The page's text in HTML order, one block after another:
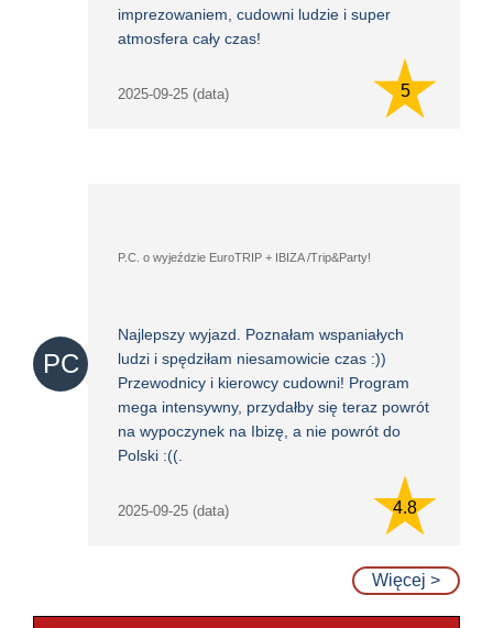
imprezowaniem, cudowni ludzie i super
atmosfera cały czas!
2025-09-25 (data) 5
PC
P.C. o wyjeździe EuroTRIP + IBIZA /Trip&Party!
Najlepszy wyjazd. Poznałam wspaniałych
ludzi i spędziłam niesamowicie czas :))
Przewodnicy i kierowcy cudowni! Program
mega intensywny, przydałby się teraz powrót
na wypoczynek na Ibizę, a nie powrót do
Polski :((.
2025-09-25 (data) 4.8
Więcej >